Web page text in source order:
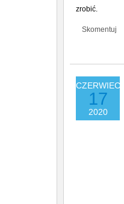
zrobić.
Skomentuj
CZERWIEC
17
2020